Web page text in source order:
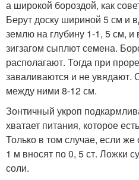
а широкой бороздой, как
Берут доску шириной 5 см и
землю на глубину 1-1, 5 см,
зигзагом сыплют семена.
располагают. Тогда при
заваливаются и не увядают.
между ними 8-12 см.
Зонтичный укроп
хватает питания, которое
Только в том случае, если
1 м вносят по 0, 5 ст. Ложки
соли.